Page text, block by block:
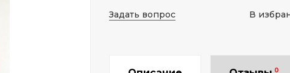
Задать вопрос В
0